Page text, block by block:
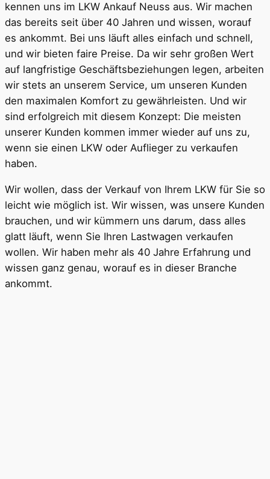
kennen uns im LKW Ankauf Neuss aus. Wir machen
das bereits seit über 40 Jahren und wissen, worauf
es ankommt. Bei uns läuft alles einfach und schnell,
und wir bieten faire Preise. Da wir sehr großen Wert
auf langfristige Geschäftsbeziehungen legen, arbeiten
wir stets an unserem Service, um unseren Kunden
den maximalen Komfort zu gewährleisten. Und wir
sind erfolgreich mit diesem Konzept: Die meisten
unserer Kunden kommen immer wieder auf uns zu,
wenn sie einen LKW oder Auflieger zu verkaufen
haben.
Wir wollen, dass der Verkauf von Ihrem LKW für Sie so
leicht wie möglich ist. Wir wissen, was unsere Kunden
brauchen, und wir kümmern uns darum, dass alles
glatt läuft, wenn Sie Ihren Lastwagen verkaufen
wollen. Wir haben mehr als 40 Jahre Erfahrung und
wissen ganz genau, worauf es in dieser Branche
ankommt.